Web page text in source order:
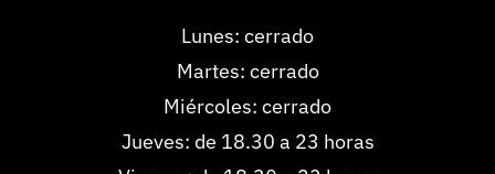
Lunes: cerrado
Martes: cerrado
Miércoles: cerrado
Jueves: de 18.30 a 23 horas